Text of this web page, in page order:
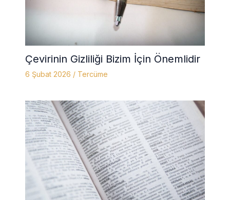
Çevirinin Gizliliği Bizim İçin Önemlidir
6 Şubat 2026 / Tercüme